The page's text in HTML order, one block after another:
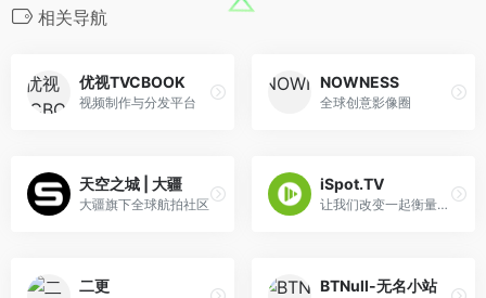
相关导航
优视TVCBOOK
视频制作与分发平台
NOWNESS
全球创意影像圈
天空之城 | 大疆
大疆旗下全球航拍社区
iSpot.TV
让我们改变一起衡量电视广告的方式
二更 BTNull-无名小站